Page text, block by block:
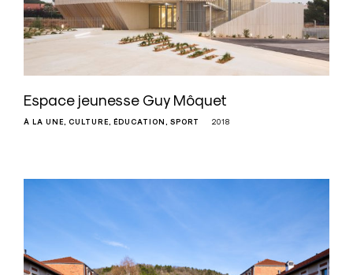
Espace jeunesse Guy Môquet
À LA UNE CULTURE ÉDUCATION SPORT 2018